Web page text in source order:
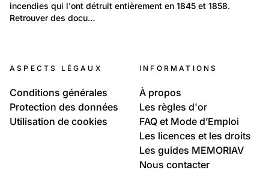
St-Luc, hier et aujourd'hui
incendies qui l'ont détruit entièrement en 1845 et 1858.
Retrouver des docu…
Bourgeoisie
Les photographies de la Médiathèque Valais -
Martigny
ASPECTS LÉGAUX
Conditions générales
Protection des données
Utilisation de cookies
INFORMATIONS
À propos
Les règles d'or
FAQ et Mode d’Emploi
Les licences et les droits
Les guides MEMORIAV
Nous contacter